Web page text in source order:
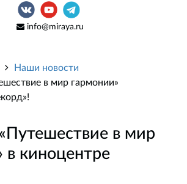
info@miraya.ru
Наши новости
в мир гармонии»
в мир
в киноцентре